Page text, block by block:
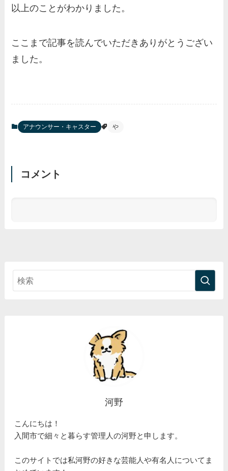
の家族もまとめ！
実家の両親など家族情報も全
以上のことがわかりました。
ここまで記事を読んでいただきありがとうござい
ました。
アナウンサー・キャスター や
コメント
河野
こんにちは！
入間市で細々と暮らす管理人の河野と申します。
このサイトでは私河野の好きな芸能人や有名人についてま